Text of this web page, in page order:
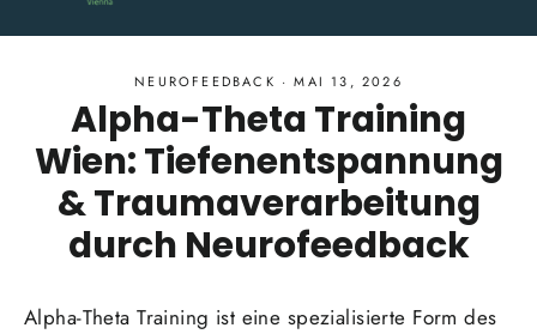
NEUROFEEDBACK ·MAI 13, 2026
Alpha-Theta Training
Wien: Tiefenentspannung
& Traumaverarbeitung
durch Neurofeedback
Alpha-Theta Training ist eine spezialisierte Form des